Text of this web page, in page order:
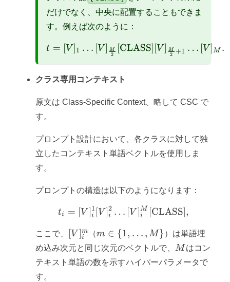
だけでなく、中央に配置することもできま
す。例えば次のように：
t = [V]_1 \dots
t = [V ]1 … [V ]
2
M [CLASS] [V ]
2
M +1 … [V ]M .
クラス専用コンテキスト
原文は Class-Specific Context、略して CSC で
す。
プロンプト設計において、各クラスに対して独
立したコンテキスト単語ベクトルを使用しま
す。
プロンプトの構造は以下のようになります：
t_i = [V]_i^1 [V]_i^2
ti = [V ]i
1 [V ]i
2 … [V ]i
M [CLASS],
ここで、 [V]_i^m
[V ]i
m （m \in
\{1,
\dots,
M\}
m ∈ {1, … , M}）は単語埋
め込み次元と同じ次元のベクトルで、
M
M はコン
テキスト単語の数を示すハイパーパラメータで
す。